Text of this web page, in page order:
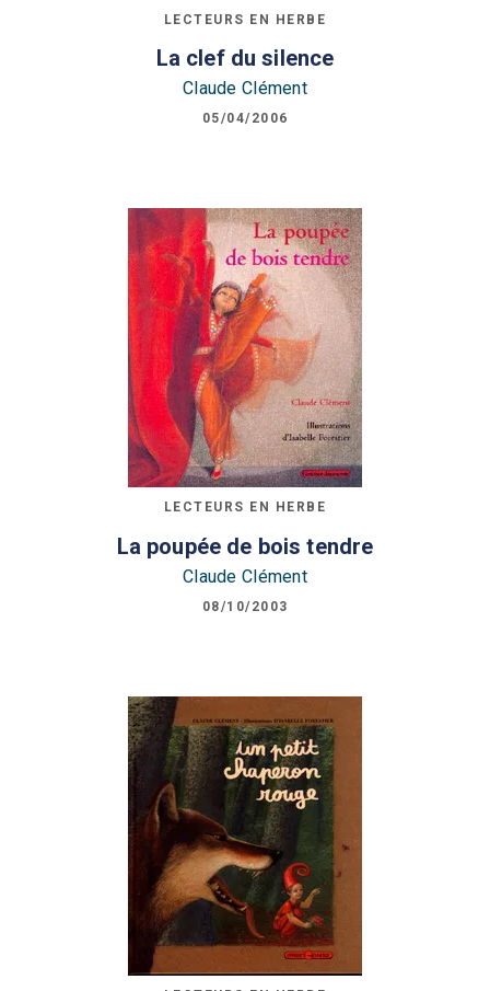
LECTEURS EN HERBE
La clef du silence
Claude Clément
05/04/2006
LECTEURS EN HERBE
La poupée de bois tendre
Claude Clément
08/10/2003